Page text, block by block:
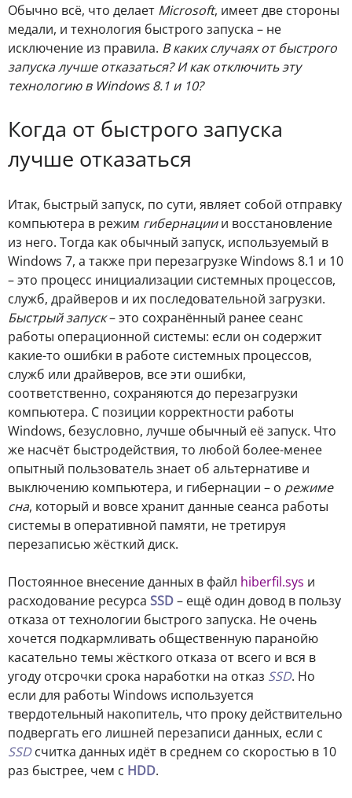
Обычно всё, что делает Microsoft, имеет две стороны
медали, и технология быстрого запуска – не
исключение из правила. В каких случаях от быстрого
запуска лучше отказаться? И как отключить эту
технологию в Windows 8.1 и 10?
Когда от быстрого запуска
лучше отказаться
Итак, быстрый запуск, по сути, являет собой отправку
компьютера в режим гибернациии восстановление
из него. Тогда как обычный запуск, используемый в
Windows 7, а также при перезагрузке Windows 8.1 и 10
– это процесс инициализации системных процессов,
служб, драйверов и их последовательной загрузки.
Быстрый запуск– это сохранённый ранее сеанс
работы операционной системы: если он содержит
какие-то ошибки в работе системных процессов,
служб или драйверов, все эти ошибки,
соответственно, сохраняются до перезагрузки
компьютера. С позиции корректности работы
Windows, безусловно, лучше обычный её запуск. Что
же насчёт быстродействия, то любой более-менее
опытный пользователь знает об альтернативе и
выключению компьютера, и гибернации – о режиме
сна, который и вовсе хранит данные сеанса работы
системы в оперативной памяти, не третируя
перезаписью жёсткий диск.
Постоянное внесение данных в файл hiberfil.sys и
расходование ресурса SSD– ещё один довод в пользу
отказа от технологии быстрого запуска. Не очень
хочется подкармливать общественную паранойю
касательно темы жёсткого отказа от всего и вся в
угоду отсрочки срока наработки на отказ SSD. Но
если для работы Windows используется
твердотельный накопитель, что проку действительно
подвергать его лишней перезаписи данных, если с
SSDсчитка данных идёт в среднем со скоростью в 10
раз быстрее, чем с HDD.